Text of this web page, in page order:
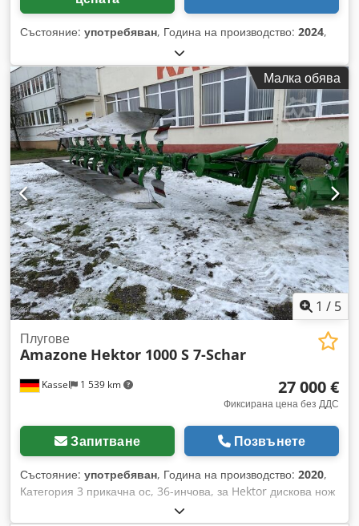
Състояние: употребяван, Година на производство: 2024,
Малка обява
1 / 5
Kassel 1 539 km
Плугове
Amazone Hektor 1000 S 7-Schar
27 000 €
Фиксирана цена без ДДС
Запитване Позвънете
Състояние: употребяван, Година на производство: 2020,
Категория 3 прикачна ос, 36-инчова, за Hektor дискова нож
DM 500 със хидравлично камъчно освобождаване / Тежък